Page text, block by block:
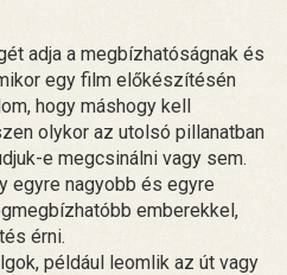
adja a megbízhatóságnak és
egy film előkészítésén
hogy máshogy kell
olykor az utolsó pillanatban
e megcsinálni vagy sem.
egyre nagyobb és egyre
emberekkel,
érni.
például leomlik az út vagy